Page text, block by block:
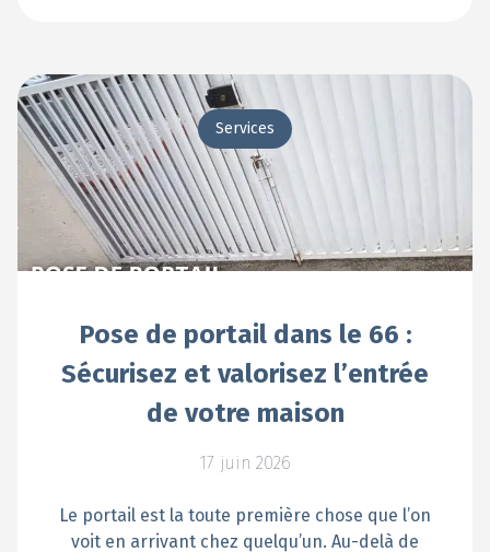
Services
Pose de portail dans le 66 :
Sécurisez et valorisez l’entrée
de votre maison
17 juin 2026
Le portail est la toute première chose que l’on
voit en arrivant chez quelqu’un. Au-delà de